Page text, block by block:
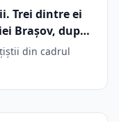
Trei dintre ei
Brașov, după
din cadrul